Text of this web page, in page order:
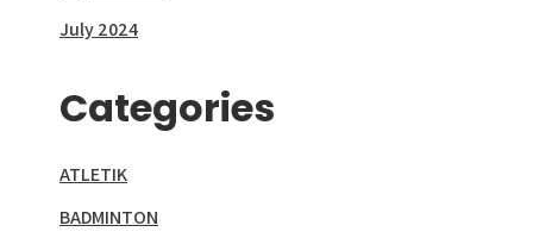
July 2024
Categories
ATLETIK
BADMINTON